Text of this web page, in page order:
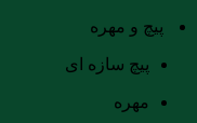
پیچ و مهره
پیچ سازه ای
مهره